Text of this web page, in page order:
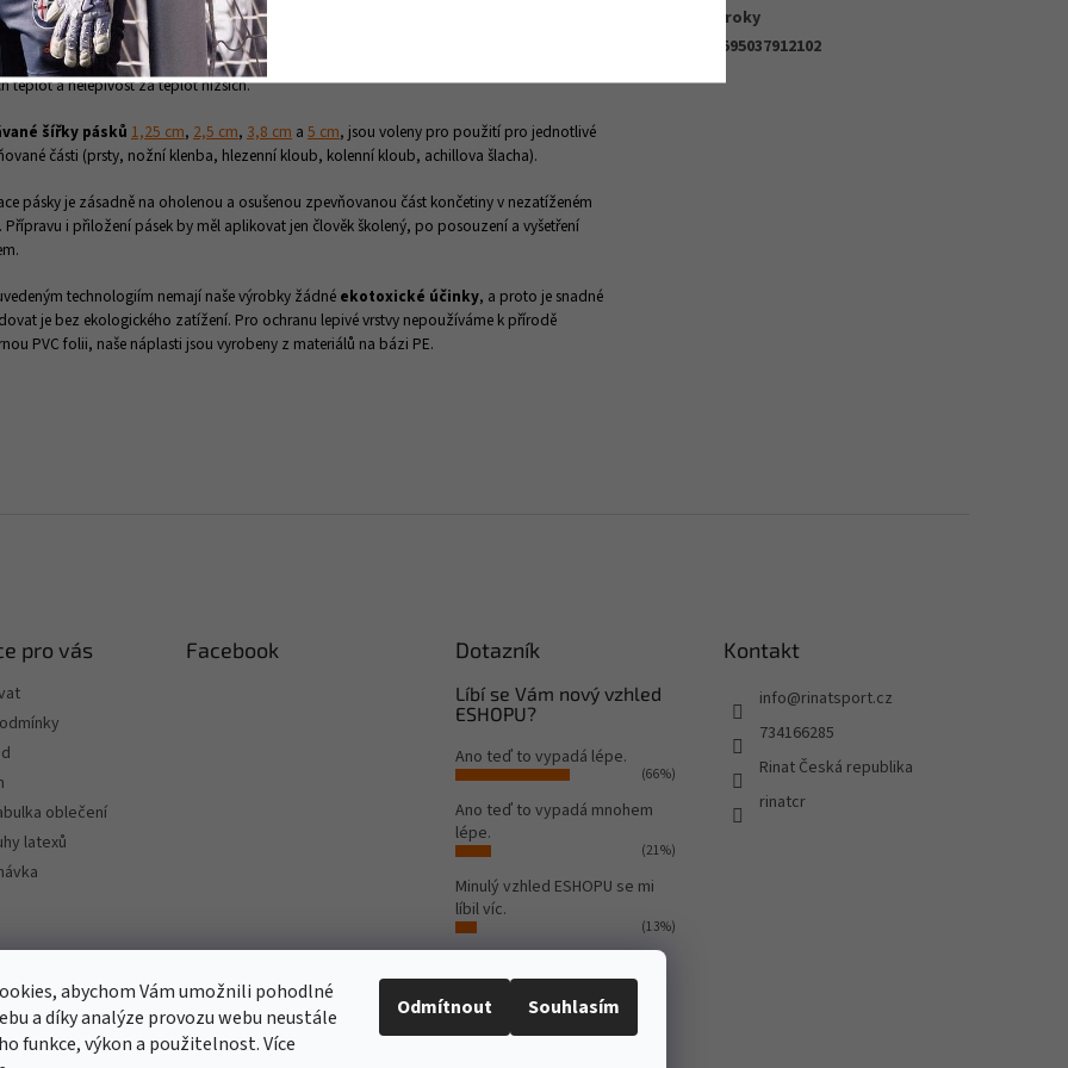
abychom Vám umožnili pohodlné
a díky analýze provozu webu neustále
funkce, výkon a použitelnost. Více
Odmítnout Souhlasím
kterénedráždí kůži
, nevyžadují pěnový podklad a jsou vhodné i pro jedince s citlivější
MEDIPLAST® je textilní náplast s tavným lepidlem obsahujícím oxid zinečnatý.
jsou použitelné v širším teplotním rozmezí, kdy odpadá "přisychání" lepivého filmu za
teplot a nelepivost za teplot nižších.
šířky pásků 1,25 cm, 2,5 cm, 3,8 cm a 5 cm, jsou voleny pro použití pro jednotlivé
části (prsty, nožní klenba, hlezenní kloub, kolenní kloub, achillova šlacha).
pásky je zásadně na oholenou a osušenou zpevňovanou část končetiny v nezatíženém
Přípravu i přiložení pásek by měl aplikovat jen člověk školený, po posouzení a vyšetření
technologiím nemají naše výrobky žádné ekotoxické účinky, a proto je snadné
je bez ekologického zatížení. Pro ochranu lepivé vrstvy nepoužíváme k přírodě
PVC folii, naše náplasti jsou vyrobeny z materiálů na bázi PE.
2 roky
8595037912102
pro vás
oblečení
latexů
Facebook Dotazník
Líbí se Vám nový vzhled
ESHOPU?
Ano teď to vypadá lépe.
(66%)
Ano teď to vypadá mnohem
lépe.
(21%)
Minulý vzhled ESHOPU se mi
líbil víc.
(13%)
Kontakt
info@rinatsport.cz
734166285
Rinat Česká republika
rinatcr
Rinat Europe www.sport4outlet.cz